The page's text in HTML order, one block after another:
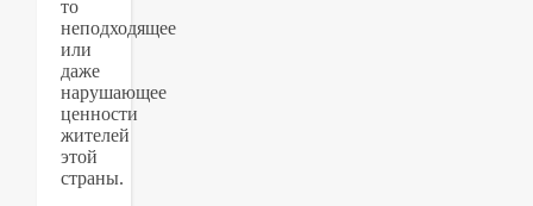
то
неподходящее
или
даже
нарушающее
ценности
жителей
этой
страны.